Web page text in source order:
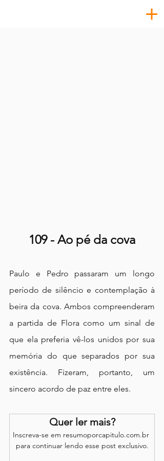
109 - Ao pé da cova
Paulo e Pedro passaram um longo
período de silêncio e contemplação à
beira da cova. Ambos compreenderam
a partida de Flora como um sinal de
que ela preferia vê-los unidos por sua
memória do que separados por sua
existência. Fizeram, portanto, um
sincero acordo de paz entre eles.
Quer ler mais?
Inscreva-se em resumoporcapitulo.com.br
para continuar lendo esse post exclusivo.